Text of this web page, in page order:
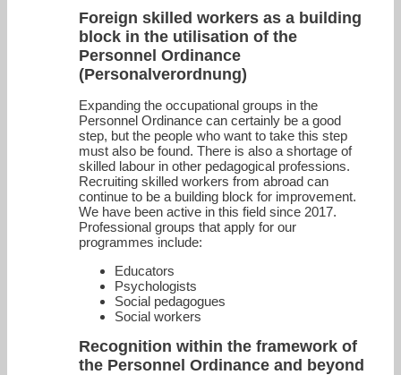
Foreign skilled workers as a building
block in the utilisation of the
Personnel Ordinance
(Personalverordnung)
Expanding the occupational groups in the
Personnel Ordinance can certainly be a good
step, but the people who want to take this step
must also be found. There is also a shortage of
skilled labour in other pedagogical professions.
Recruiting skilled workers from abroad can
continue to be a building block for improvement.
We have been active in this field since 2017.
Professional groups that apply for our
programmes include:
Educators
Psychologists
Social pedagogues
Social workers
Recognition within the framework of
the Personnel Ordinance and beyond